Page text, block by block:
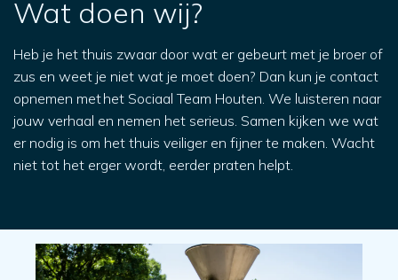
Wat doen wij?
Heb je het thuis zwaar door wat er gebeurt met je broer of
zus en weet je niet wat je moet doen? Dan kun je contact
opnemen methet Sociaal Team Houten. We luisteren naar
jouw verhaal en nemen het serieus. Samen kijken we wat
er nodig is om het thuis veiliger en fijner te maken. Wacht
niet tot het erger wordt, eerder praten helpt.